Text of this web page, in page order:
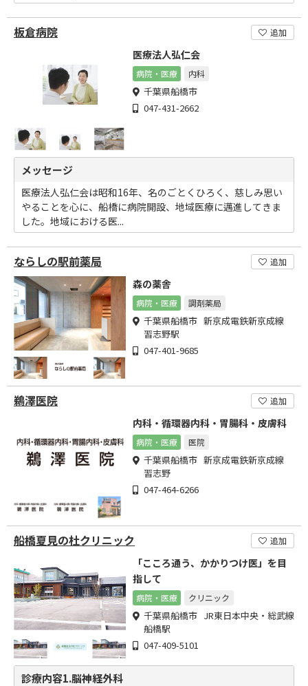
板倉病院 追加
医療法人弘仁会
病院・医療 内科
千葉県船橋市
047-431-2662
メッセージ
医療法人弘仁会は昭和16年、名のごとくひろく、慈しみ思い
やることを心に、船橋に病院開設、地域医療に邁進してきま
した。地域における医...
ならしの駅前薬局 追加
森の薬舎
病院・医療 調剤薬局
千葉県船橋市 新京成電鉄新京成線
習志野駅
047-401-9685
鵜澤医院 追加
内科・循環器内科・胃腸科・皮膚科
病院・医療 医院
千葉県船橋市 新京成電鉄新京成線
習志野
047-464-6266
船橋夏見の杜クリニック 追加
「こころ通う、かかりつけ医」を目
指して
病院・医療 クリニック
千葉県船橋市 JR東日本中央・総武線
船橋駅
047-409-5101
診療内容1.脳神経外科